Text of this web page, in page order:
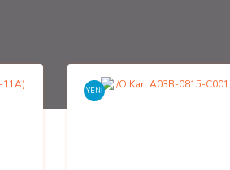
YENİ